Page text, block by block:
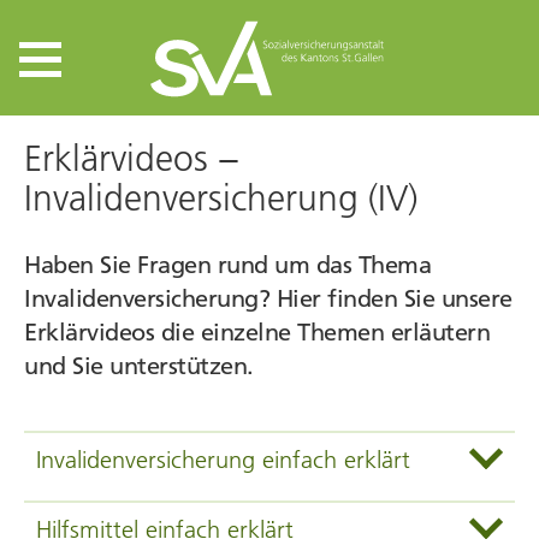
Erklärvideos −
Invalidenversicherung (IV)
Haben Sie Fragen rund um das Thema
Invalidenversicherung? Hier finden Sie unsere
Erklärvideos die einzelne Themen erläutern
und Sie unterstützen.
Invalidenversicherung einfach erklärt
Hilfsmittel einfach erklärt